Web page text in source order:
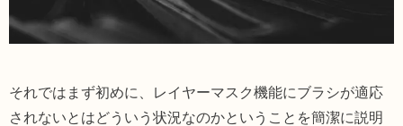
それではまず初めに、レイヤーマスク機能にブラシが適応
されないとはどういう状況なのかということを簡潔に説明